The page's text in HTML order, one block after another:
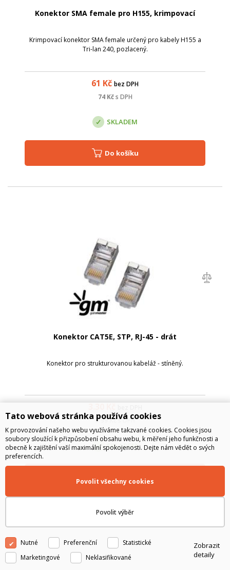
Konektor SMA female pro H155, krimpovací
Krimpovací konektor SMA female určený pro kabely H155 a
Tri-lan 240, pozlacený.
61 Kč bez DPH
74Kč s DPH
SKLADEM
Do košíku
Konektor CAT5E, STP, RJ-45 - drát
Konektor pro strukturovanou kabeláž - stíněný.
3.99Kč s DPH
SKLADEM
Do košíku
Tato webová stránka používá cookies
K provozování našeho webu využíváme takzvané cookies. Cookies jsou
soubory sloužící k přizpůsobení obsahu webu, k měření jeho funkčnosti a
obecně k zajištění vaší maximální spokojenosti. Dejte nám vědět o svých
preferencích.
Povolit výběr
Povolit všechny cookies
Nutné Preferenční
Statistické
Marketingové
Neklasifikované
Zobrazit
detaily